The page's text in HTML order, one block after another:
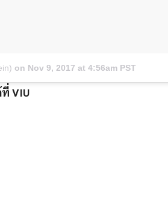
on Nov 9, 2017 at 4:56am PST
ที่ VIU